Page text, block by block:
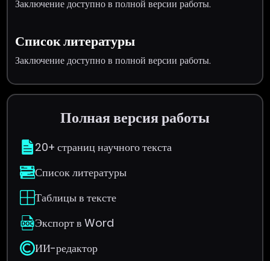
Заключение доступно в полной версии работы.
Список литературы
Заключение доступно в полной версии работы.
Полная версия работы
20+ страниц научного текста
Список литературы
Таблицы в тексте
Экспорт в Word
ИИ-редактор